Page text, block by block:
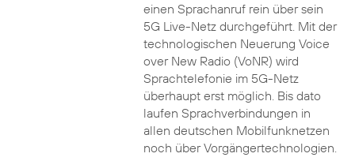
einen Sprachanruf rein über sein
5G Live-Netz durchgeführt. Mit der
technologischen Neuerung Voice
over New Radio (VoNR) wird
Sprachtelefonie im 5G-Netz
überhaupt erst möglich. Bis dato
laufen Sprachverbindungen in
allen deutschen Mobilfunknetzen
noch über Vorgängertechnologien.